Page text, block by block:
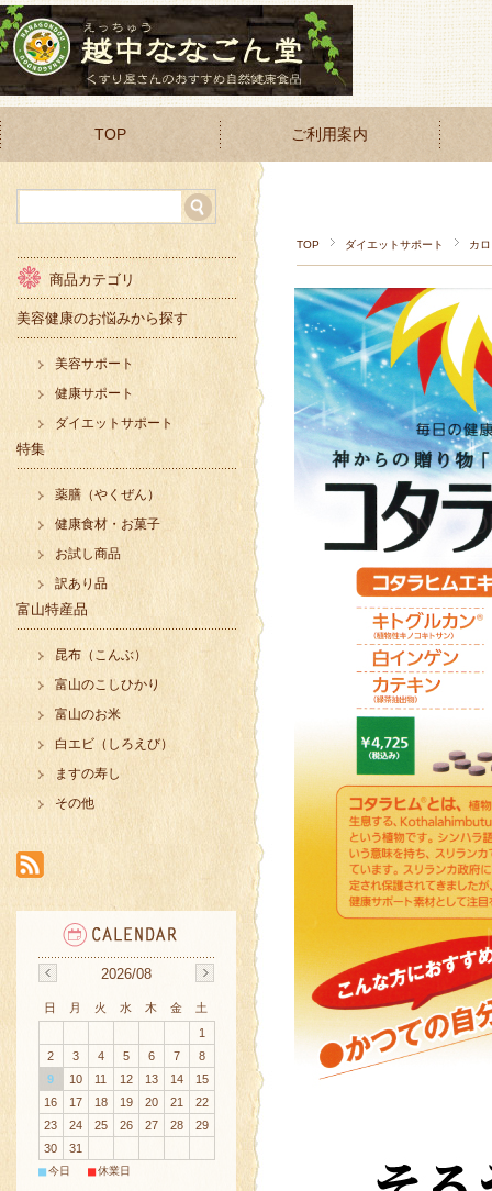
TOP ご利用案内
TOP ダイエットサポート カ
商品カテゴリ
美容健康のお悩みから探す
美容サポート
健康サポート
ダイエットサポート
特集
薬膳（やくぜん）
健康食材・お菓子
お試し商品
訳あり品
富山特産品
昆布（こんぶ）
富山のこしひかり
富山のお米
白エビ（しろえび）
ますの寿し
その他
2026/08
日 月 火 水 木 金
土
1
2
3 4 5 6 7
8
9
10 11 12 13 14
15
16
17 18 19 20 21
22
23
24 25 26 27 28
29
30
31
■今日 ■休業日